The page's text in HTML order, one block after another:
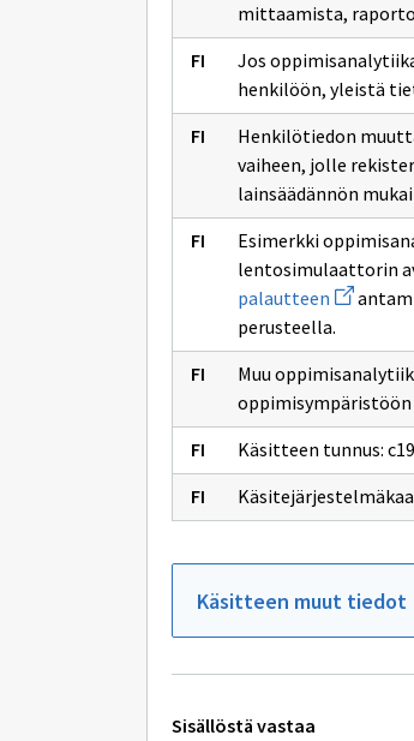
mittaamista,
Jos
henkilöön, yleistä
Henkilötiedon
vaiheen, jolle
lainsäädännön
Esimerkki
lentosimulaattorin
palautteen Avaa
uuden
ikkunan
sivulle
perusteella.
Muu
Käsitteen tunnus:
Käsitteen muut tiedot
Tekniset
Sisällöstä vastaa